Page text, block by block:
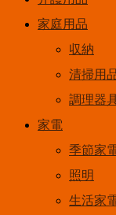
家庭用品
収納
清掃用
調理器
家電
季節家
照明
生活家